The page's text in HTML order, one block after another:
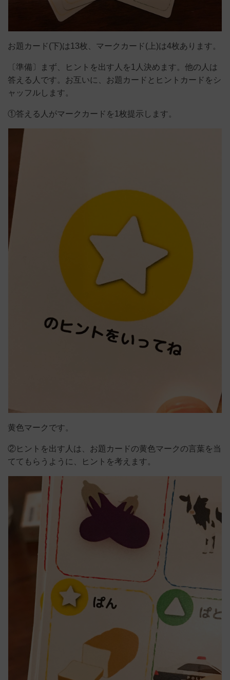
お題カード(下)は13枚、マークカード(上)は4枚あります。
〔準備〕まず、ヒントを出す人を1人決めます。他の人は
答える人です。お互いに、お題カードとヒントカードをシ
ャッフルします。
①答える人がマークカードを1枚提示します。
黄色マークです。
②ヒントを出す人は、お題カードの黄色マークの言葉を当
ててもらうように、ヒントを考えます。